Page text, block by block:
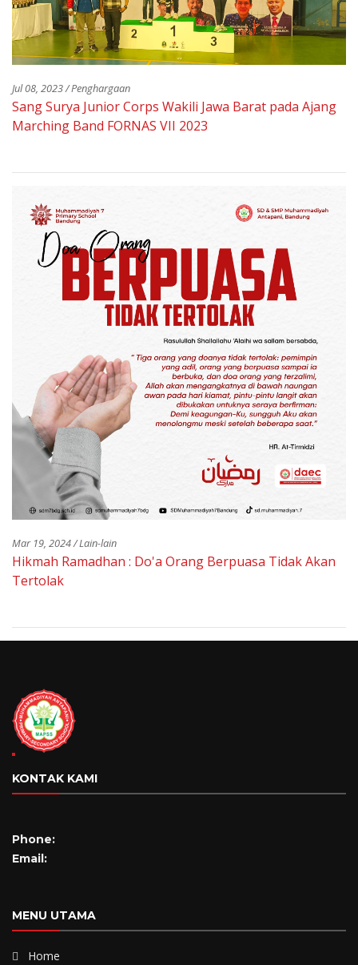
Jul 08, 2023 / Penghargaan
Sang Surya Junior Corps Wakili Jawa Barat pada Ajang
Marching Band FORNAS VII 2023
Mar 19, 2024 / Lain-lain
Hikmah Ramadhan : Do'a Orang Berpuasa Tidak Akan
Tertolak
KONTAK KAMI
Phone:
Email:
MENU UTAMA
Home